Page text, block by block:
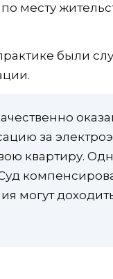
месту
были
за
квартиру.
могут